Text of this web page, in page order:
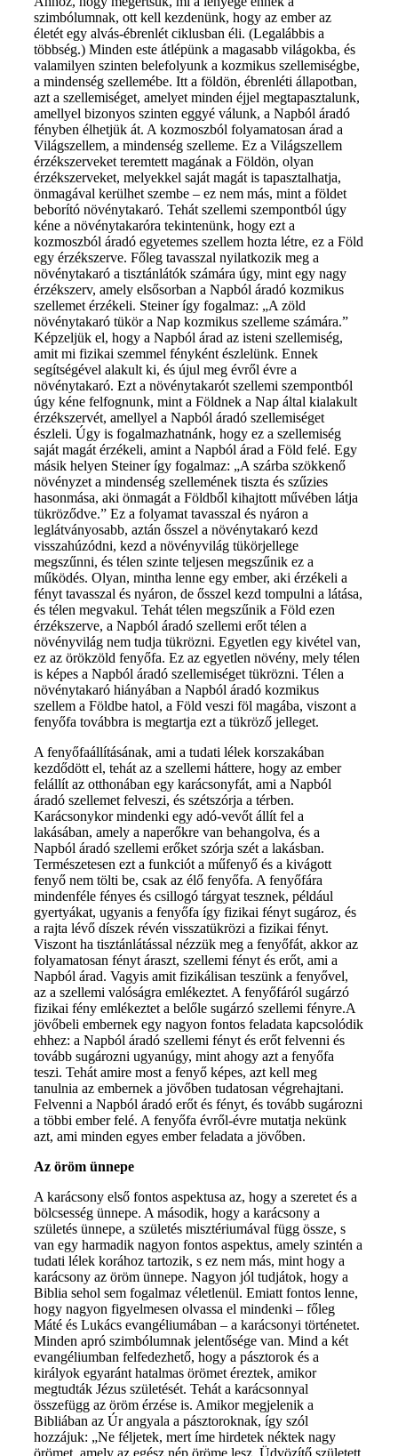
szimbólumnak, ott kell kezdenünk, hogy az ember az
életét egy alvás-ébrenlét ciklusban éli. (Legalábbis a
többség.) Minden este átlépünk a magasabb világokba, és
valamilyen szinten belefolyunk a kozmikus szellemiségbe,
a mindenség szellemébe. Itt a földön, ébrenléti állapotban,
azt a szellemiséget, amelyet minden éjjel megtapasztalunk,
amellyel bizonyos szinten eggyé válunk, a Napból áradó
fényben élhetjük át. A kozmoszból folyamatosan árad a
Világszellem, a mindenség szelleme. Ez a Világszellem
érzékszerveket teremtett magának a Földön, olyan
érzékszerveket, melyekkel saját magát is tapasztalhatja,
önmagával kerülhet szembe – ez nem más, mint a földet
beborító növénytakaró. Tehát szellemi szempontból úgy
kéne a növénytakaróra tekintenünk, hogy ezt a
kozmoszból áradó egyetemes szellem hozta létre, ez a Föld
egy érzékszerve. Főleg tavasszal nyilatkozik meg a
növénytakaró a tisztánlátók számára úgy, mint egy nagy
érzékszerv, amely elsősorban a Napból áradó kozmikus
szellemet érzékeli. Steiner így fogalmaz: „A zöld
növénytakaró tükör a Nap kozmikus szelleme számára.”
Képzeljük el, hogy a Napból árad az isteni szellemiség,
amit mi fizikai szemmel fényként észlelünk. Ennek
segítségével alakult ki, és újul meg évről évre a
növénytakaró. Ezt a növénytakarót szellemi szempontból
úgy kéne felfognunk, mint a Földnek a Nap által kialakult
érzékszervét, amellyel a Napból áradó szellemiséget
észleli. Úgy is fogalmazhatnánk, hogy ez a szellemiség
saját magát érzékeli, amint a Napból árad a Föld felé. Egy
másik helyen Steiner így fogalmaz: „A szárba szökkenő
növényzet a mindenség szellemének tiszta és szűzies
hasonmása, aki önmagát a Földből kihajtott művében látja
tükröződve.” Ez a folyamat tavasszal és nyáron a
leglátványosabb, aztán ősszel a növénytakaró kezd
visszahúzódni, kezd a növényvilág tükörjellege
megszűnni, és télen szinte teljesen megszűnik ez a
működés. Olyan, mintha lenne egy ember, aki érzékeli a
fényt tavasszal és nyáron, de ősszel kezd tompulni a látása,
és télen megvakul. Tehát télen megszűnik a Föld ezen
érzékszerve, a Napból áradó szellemi erőt télen a
növényvilág nem tudja tükrözni. Egyetlen egy kivétel van,
ez az örökzöld fenyőfa. Ez az egyetlen növény, mely télen
is képes a Napból áradó szellemiséget tükrözni. Télen a
növénytakaró hiányában a Napból áradó kozmikus
szellem a Földbe hatol, a Föld veszi föl magába, viszont a
fenyőfa továbbra is megtartja ezt a tükröző jelleget.
A fenyőfaállításának, ami a tudati lélek korszakában
kezdődött el, tehát az a szellemi háttere, hogy az ember
felállít az otthonában egy karácsonyfát, ami a Napból
áradó szellemet felveszi, és szétszórja a térben.
Karácsonykor mindenki egy adó-vevőt állít fel a
lakásában, amely a naperőkre van behangolva, és a
Napból áradó szellemi erőket szórja szét a lakásban.
Természetesen ezt a funkciót a műfenyő és a kivágott
fenyő nem tölti be, csak az élő fenyőfa. A fenyőfára
mindenféle fényes és csillogó tárgyat tesznek, például
gyertyákat, ugyanis a fenyőfa így fizikai fényt sugároz, és
a rajta lévő díszek révén visszatükrözi a fizikai fényt.
Viszont ha tisztánlátással nézzük meg a fenyőfát, akkor az
folyamatosan fényt áraszt, szellemi fényt és erőt, ami a
Napból árad. Vagyis amit fizikálisan teszünk a fenyővel,
az a szellemi valóságra emlékeztet. A fenyőfáról sugárzó
fizikai fény emlékeztet a belőle sugárzó szellemi fényre.A
jövőbeli embernek egy nagyon fontos feladata kapcsolódik
ehhez: a Napból áradó szellemi fényt és erőt felvenni és
tovább sugározni ugyanúgy, mint ahogy azt a fenyőfa
teszi. Tehát amire most a fenyő képes, azt kell meg
tanulnia az embernek a jövőben tudatosan végrehajtani.
Felvenni a Napból áradó erőt és fényt, és tovább sugározni
a többi ember felé. A fenyőfa évről-évre mutatja nekünk
azt, ami minden egyes ember feladata a jövőben.
Az öröm ünnepe
A karácsony első fontos aspektusa az, hogy a szeretet és a
bölcsesség ünnepe. A második, hogy a karácsony a
születés ünnepe, a születés misztériumával függ össze, s
van egy harmadik nagyon fontos aspektus, amely szintén a
tudati lélek korához tartozik, s ez nem más, mint hogy a
karácsony az öröm ünnepe. Nagyon jól tudjátok, hogy a
Biblia sehol sem fogalmaz véletlenül. Emiatt fontos lenne,
hogy nagyon figyelmesen olvassa el mindenki – főleg
Máté és Lukács evangéliumában – a karácsonyi történetet.
Minden apró szimbólumnak jelentősége van. Mind a két
evangéliumban felfedezhető, hogy a pásztorok és a
királyok egyaránt hatalmas örömet éreztek, amikor
megtudták Jézus születését. Tehát a karácsonnyal
összefügg az öröm érzése is. Amikor megjelenik a
Bibliában az Úr angyala a pásztoroknak, így szól
hozzájuk: „Ne féljetek, mert íme hirdetek néktek nagy
örömet, amely az egész nép öröme lesz. Üdvözítő született